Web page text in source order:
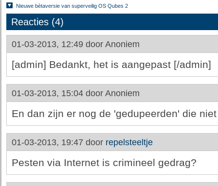
Nieuwe bètaversie van superveilig OS Qubes 2
Reacties (4)
01-03-2013, 12:49 door Anoniem
[admin] Bedankt, het is aangepast [/admin]
01-03-2013, 15:04 door Anoniem
En dan zijn er nog de 'gedupeerden' die
01-03-2013, 19:47 door repelsteeltje
Pesten via Internet is crimineel gedrag?